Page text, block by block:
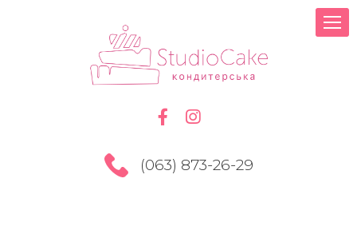
(063) 873-26-29